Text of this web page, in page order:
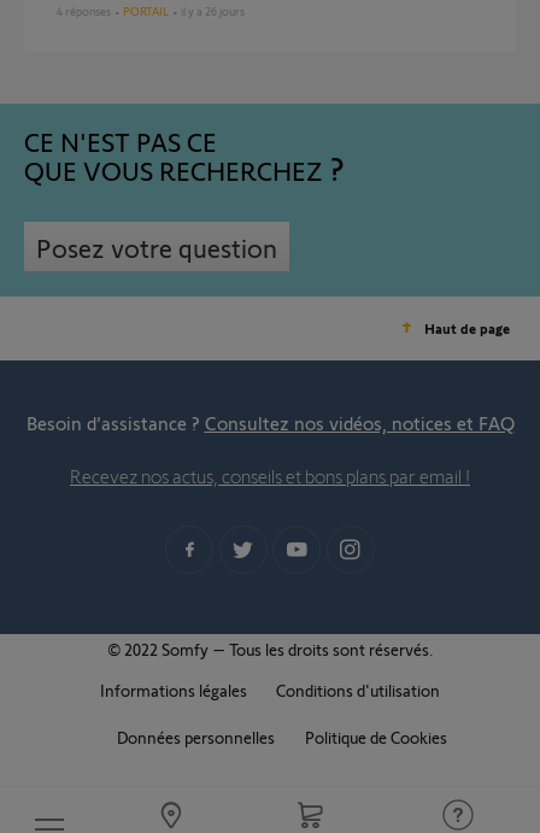
4 réponses PORTAIL il y a 26 jours
CE N'EST PAS CE
QUE VOUS RECHERCHEZ
Posez votre question
Haut de page
Besoin d’assistance ? Consultez nos vidéos, notices et FAQ
Recevez nos actus, conseils et bons plans par email !
© 2022 Somfy – Tous les droits sont réservés.
Informations légales
Conditions d'utilisation
Données personnelles Politique de Cookies